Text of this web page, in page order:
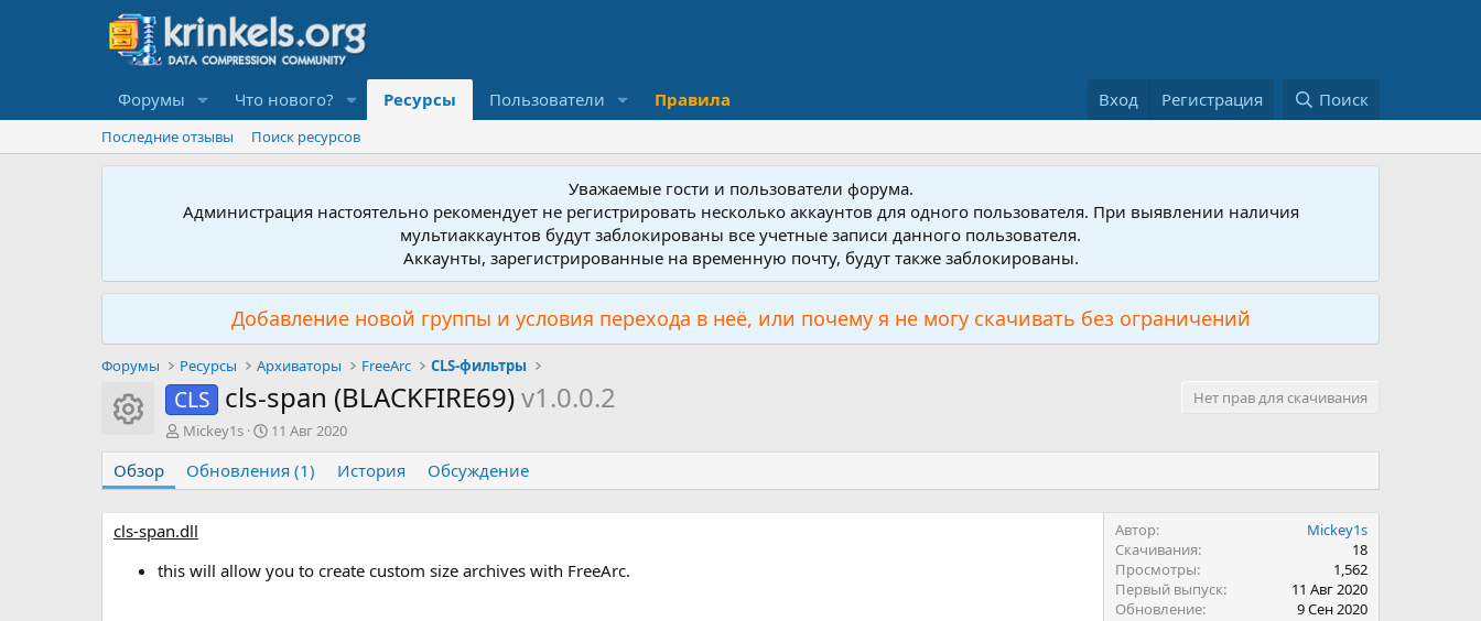
Форумы Что нового? Ресурсы Пользователи Правила Вход Регистрация Поиск
Последние отзывы Поиск ресурсов
Уважаемые гости и пользователи форума.
Администрация настоятельно рекомендует не регистрировать несколько аккаунтов для одного пользователя. При выявлении наличия
мультиаккаунтов будут заблокированы все учетные записи данного пользователя.
Аккаунты, зарегистрированные на временную почту, будут также заблокированы.
Добавление новой группы и условия перехода в неё, или почему я не могу скачивать без ограничений
Форумы Ресурсы Архиваторы FreeArc CLS-фильтры
Иконка ресурса
CLS cls-span (BLACKFIRE69)v1.0.0.2
Нет прав для скачивания
А
т
о
р
Mickey1s
Д
т
а
с
д
11 Авг 2020
Обзор Обновления (1) История Обсуждение
cls-span.dll
this will allow you to create custom size archives with FreeArc.
Автор
Mickey1s
Скачивания
18
Просмотры
1,562
Первый выпуск
11 Авг 2020
Обновление
9 Сен 2020